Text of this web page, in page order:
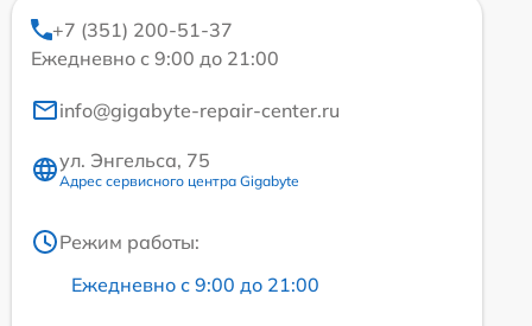
+7 (351) 200-51-37
Ежедневно с 9:00 до 21:00
info@gigabyte-repair-center.ru
ул. Энгельса, 75
Адрес сервисного центра Gigabyte
Режим работы:
Ежедневно с 9:00 до 21:00